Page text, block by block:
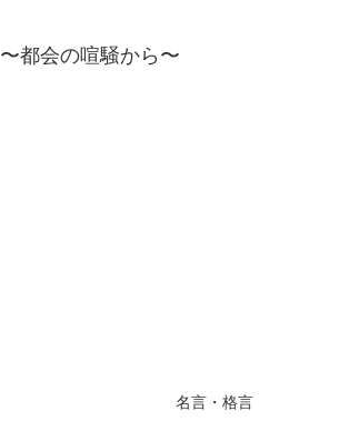
〜都会の喧騒から〜
名言・格言